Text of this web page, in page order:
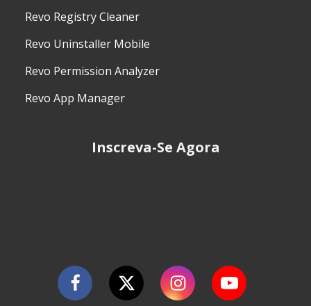
Revo Registry Cleaner
Revo Uninstaller Mobile
Revo Permission Analyzer
Revo App Manager
Inscreva-Se Agora